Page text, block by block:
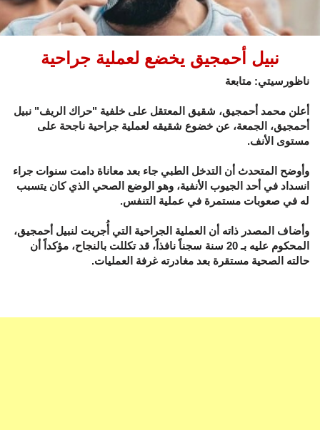
نبيل أحمجيق يخضع لعملية جراحية
ناظورسيتي: متابعة
أعلن محمد أحمجيق، شقيق المعتقل على خلفية "حراك الريف" نبيل
أحمجيق، الجمعة، عن خضوع شقيقه لعملية جراحية ناجحة على
مستوى الأنف.
وأوضح المتحدث أن التدخل الطبي جاء بعد معاناة دامت سنوات جراء
انسداد في أحد الجيوب الأنفية، وهو الوضع الصحي الذي كان يتسبب
له في صعوبات مستمرة في عملية التنفس.
وأضاف المصدر ذاته أن العملية الجراحية التي أُجريت لنبيل أحمجيق،
المحكوم عليه بـ 20 سنة سجناً نافذاً، قد تكللت بالنجاح، مؤكداً أن
حالته الصحية مستقرة بعد مغادرته غرفة العمليات.